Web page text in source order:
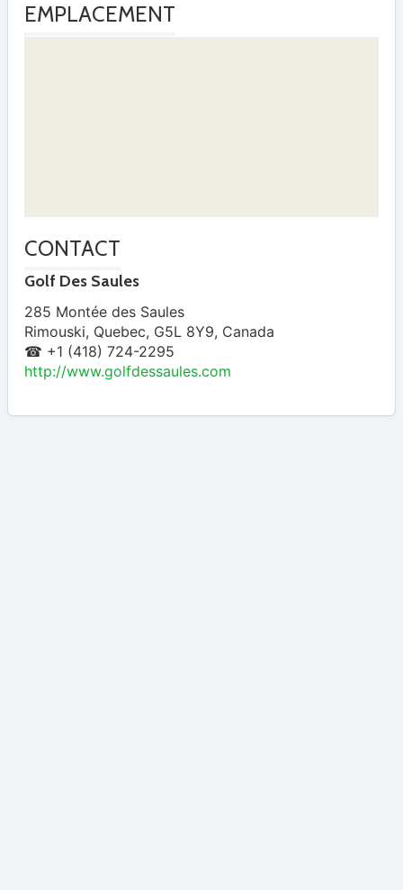
EMPLACEMENT
CONTACT
Golf Des Saules
285 Montée des Saules
Rimouski, Quebec, G5L 8Y9, Canada
☎ +1 (418) 724-2295
http://www.golfdessaules.com